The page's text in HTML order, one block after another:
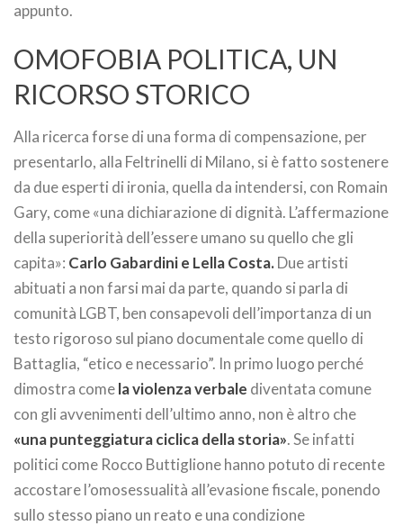
appunto.
OMOFOBIA POLITICA, UN
RICORSO STORICO
Alla ricerca forse di una forma di compensazione, per
presentarlo, alla Feltrinelli di Milano, si è fatto sostenere
da due esperti di ironia, quella da intendersi, con Romain
Gary, come «una dichiarazione di dignità. L’affermazione
della superiorità dell’essere umano su quello che gli
capita»: Carlo Gabardini e Lella Costa.Due artisti
abituati a non farsi mai da parte, quando si parla di
comunità LGBT, ben consapevoli dell’importanza di un
testo rigoroso sul piano documentale come quello di
Battaglia, “etico e necessario”. In primo luogo perché
dimostra comela violenza verbale diventata comune
con gli avvenimenti dell’ultimo anno, non è altro che
«una punteggiatura ciclica della storia». Se infatti
politici come Rocco Buttiglione hanno potuto di recente
accostare l’omosessualità all’evasione fiscale, ponendo
sullo stesso piano un reato e una condizione